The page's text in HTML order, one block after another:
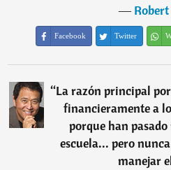
―
Facebook Twitter
“La razón principal
financieramente a
porque han
escuela... pero
manejar